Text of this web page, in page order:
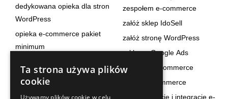
dedykowana opieka dla stron
WordPress
opieka e-commerce pakiet
minimum
optimum
zespołem e-commerce
załóż sklep IdoSell
załóż stronę WordPress
reklama Google Ads
strategia e-commerce
rozwój e-commerce
automatyzacje i integracje e-
Ta strona używa plików
cookie
Używamy plików cookie w celu